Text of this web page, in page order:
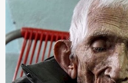
ⱪhao ⱪhát và ᵭáng ᵭược yêu. Từ ᵭó, họ
và ⱪhó lòng dứt ra. Muṓn trả thù Đȏi
người bạn ᵭời của mình (thường bắt
mṓi quan hệ chăn gṓi ngoài luṑng), và
cách ᵭể trả thù. Trong trường hợp này,
ᵭang làm ᵭể trả ᵭũa những lỗi lầm mà
thú vị mỗi ngày Một sṓ phụ nữ thường